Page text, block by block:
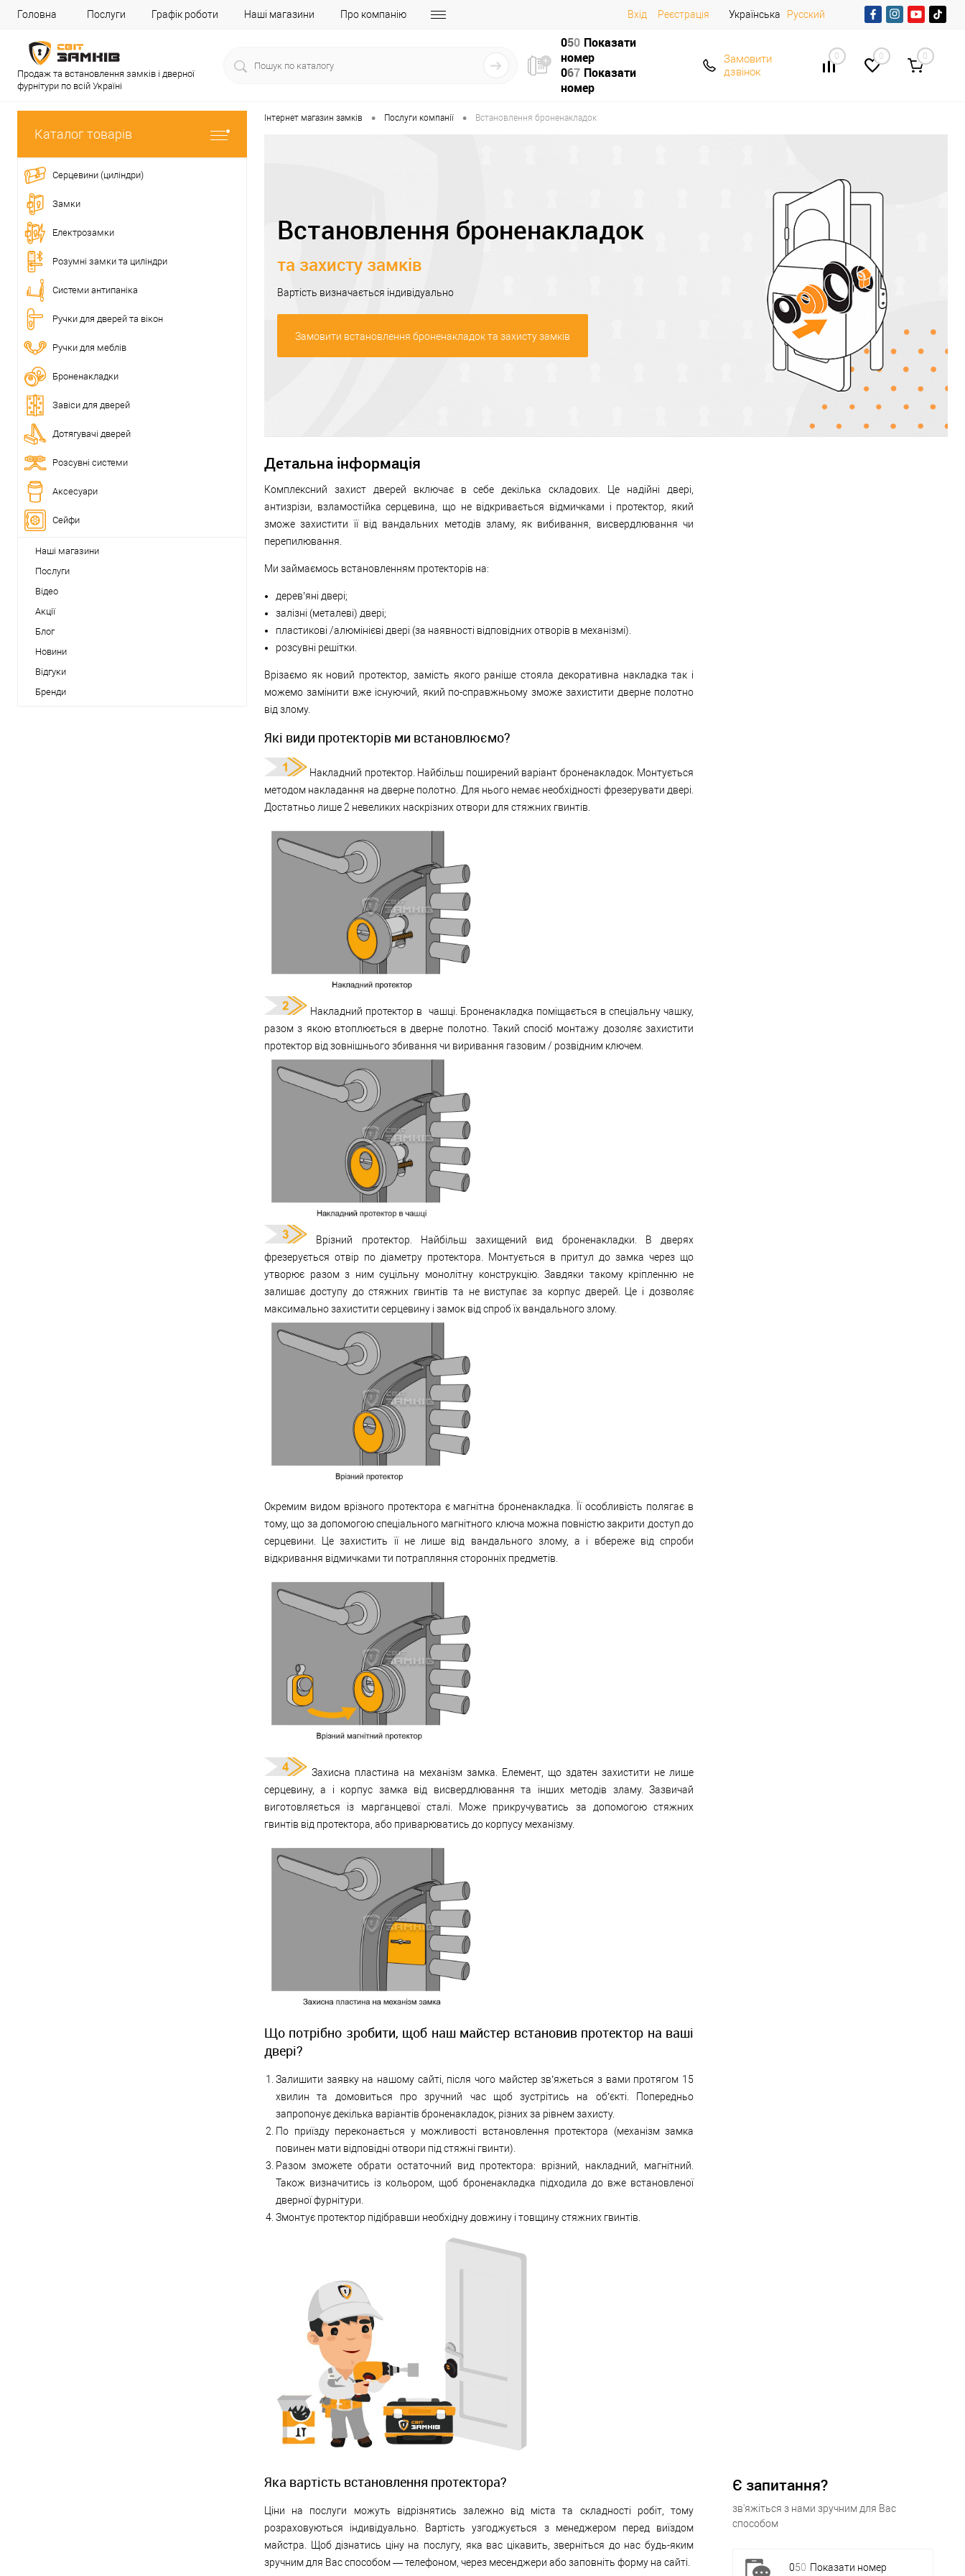
Головна Послуги Графік роботи Наші магазини Про компанію Вхід Реєстрація Українська Русский
Продаж та встановлення замків і дверної
фурнітури по всій Україні
050 Показати
номер
067 Показати
номер
Замовити
дзвінок
0 0 0
Каталог товарів
Серцевини (циліндри)
Замки
Електрозамки
Розумні замки та циліндри
Системи антипаніка
Ручки для дверей та вікон
Ручки для меблів
Броненакладки
Завіси для дверей
Дотягувачі дверей
Розсувні системи
Аксесуари
Сейфи
Наші магазини
Послуги
Відео
Акції
Блог
Новини
Відгуки
Бренди
Інтернет магазин замків • Послуги компанії • Встановлення броненакладок
Встановлення броненакладок
та захисту замків
Вартість визначається індивідуально
Замовити встановлення броненакладок та захисту замків
Детальна інформація
Комплексний захист дверей включає в себе декілька складових. Це надійні двері,
антизрізи, взламостійка серцевина, що не відкривається відмичками і протектор, який
зможе захистити її від вандальних методів зламу, як вибивання, висвердлювання чи
перепилювання.
Ми займаємось встановленням протекторів на:
дерев’яні двері;
залізні (металеві) двері;
пластикові /алюмінієві двері (за наявності відповідних отворів в механізмі).
розсувні решітки.
Врізаємо як новий протектор, замість якого раніше стояла декоративна накладка так і
можемо замінити вже існуючий, який по-справжньому зможе захистити дверне полотно
від злому.
Які види протекторів ми встановлюємо?
Накладний протектор. Найбільш поширений варіант броненакладок. Монтується
методом накладання на дверне полотно. Для нього немає необхідності фрезерувати двері.
Достатньо лише 2 невеликих наскрізних отвори для стяжних гвинтів.
Накладний протектор в чашці. Броненакладка поміщається в спеціальну чашку,
разом з якою втоплюється в дверне полотно. Такий спосіб монтажу дозоляє захистити
протектор від зовнішнього збивання чи виривання газовим / розвідним ключем.
Врізний протектор. Найбільш захищений вид броненакладки. В дверях
фрезерується отвір по діаметру протектора. Монтується в притул до замка через що
утворює разом з ним суцільну монолітну конструкцію. Завдяки такому кріпленню не
залишає доступу до стяжних гвинтів та не виступає за корпус дверей. Це і дозволяє
максимально захистити серцевину і замок від спроб їх вандального злому.
Окремим видом врізного протектора є магнітна броненакладка. Її особливість полягає в
тому, що за допомогою спеціального магнітного ключа можна повністю закрити доступ до
серцевини. Це захистить її не лише від вандального злому, а і вбереже від спроби
відкривання відмичками ти потрапляння сторонніх предметів.
Захисна пластина на механізм замка. Елемент, що здатен захистити не лише
серцевину, а і корпус замка від висвердлювання та інших методів зламу. Зазвичай
виготовляється із марганцевої сталі. Може прикручуватись за допомогою стяжних
гвинтів від протектора, або приварюватись до корпусу механізму.
Що потрібно зробити, щоб наш майстер встановив протектор на ваші
двері?
Залишити заявку на нашому сайті, після чого майстер зв’яжеться з вами протягом 15
хвилин та домовиться про зручний час щоб зустрітись на об’єкті. Попередньо
запропонує декілька варіантів броненакладок, різних за рівнем захисту.
По приїзду переконається у можливості встановлення протектора (механізм замка
повинен мати відповідні отвори під стяжні гвинти).
Разом зможете обрати остаточний вид протектора: врізний, накладний, магнітний.
Також визначитись із кольором, щоб броненакладка підходила до вже встановленої
дверної фурнітури.
Змонтує протектор підібравши необхідну довжину і товщину стяжних гвинтів.
Яка вартість встановлення протектора?
Ціни на послуги можуть відрізнятись залежно від міста та складності робіт, тому
розраховуються індивідуально. Вартість узгоджується з менеджером перед виїздом
майстра. Щоб дізнатись ціну на послугу, яка вас цікавить, зверніться до нас будь-яким
зручним для Вас способом — телефоном, через месенджери або заповніть форму на сайті.
Є запитання?
зв'яжіться з нами зручним для Вас
способом
050 Показати номер